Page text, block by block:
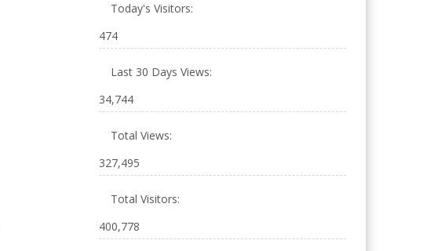
Today's Visitors:
474
Last 30 Days Views:
34,744
Total Views:
327,495
Total Visitors:
400,778